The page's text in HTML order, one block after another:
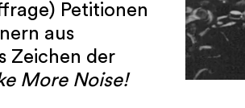
Petitionen
aus
Zeichen der
More Noise!